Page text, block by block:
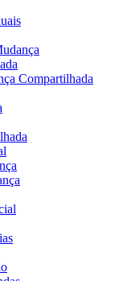
Compartilhada